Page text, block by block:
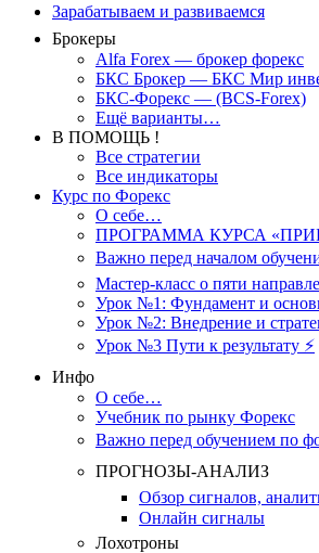
Зарабатываем и развиваемся
Брокеры
Alfa Forex — брокер форекс
БКС Брокер — БКС Мир
БКС-Форекс — (BCS-Forex)
Ещё варианты…
В ПОМОЩЬ !
Все стратегии
Все индикаторы
Курс по Форекс
О себе…
ПРОГРАММА КУРСА
Важно перед началом
Мастер-класс о пяти
Урок №1: Фундамент и
Урок №2: Внедрение и
Урок №3 Пути к результату ⚡️
Инфо
О себе…
Учебник по рынку Форекс
Важно перед обучением по
ПРОГНОЗЫ-АНАЛИЗ
Обзор сигналов,
Онлайн сигналы
Лохотроны